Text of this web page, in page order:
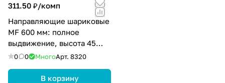
311.50 ₽/комп
Направляющие шариковые
MF 600 мм: полное
выдвижение, высота 45
мм, цвет цинк
0 0 МногоАрт. 8320
В корзину